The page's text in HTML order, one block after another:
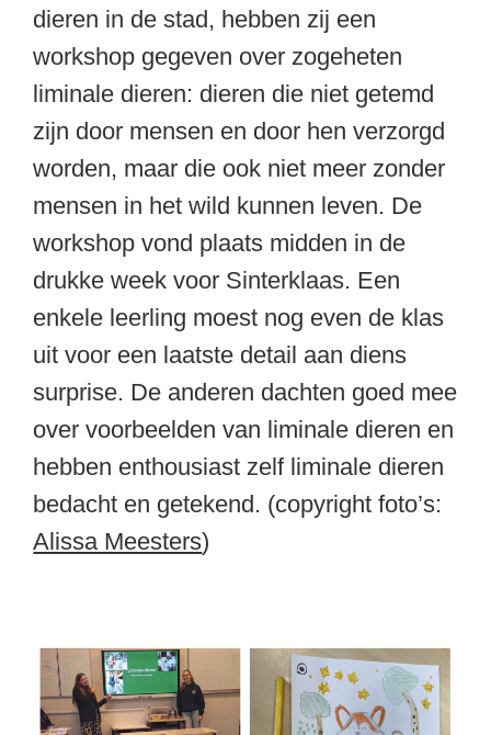
dieren in de stad, hebben zij een
workshop gegeven over zogeheten
liminale dieren: dieren die niet getemd
zijn door mensen en door hen verzorgd
worden, maar die ook niet meer zonder
mensen in het wild kunnen leven. De
workshop vond plaats midden in de
drukke week voor Sinterklaas. Een
enkele leerling moest nog even de klas
uit voor een laatste detail aan diens
surprise. De anderen dachten goed mee
over voorbeelden van liminale dieren en
hebben enthousiast zelf liminale dieren
bedacht en getekend. (copyright foto’s:
Alissa Meesters)